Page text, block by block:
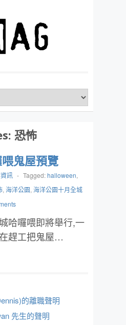
恐怖
鬼屋預覽
訊 - Tagged:halloween,
, 海洋公園, 海洋公園十月全城
哈囉喂即將舉行,一
趕工把鬼屋…
的離職聲明
先生的聲明